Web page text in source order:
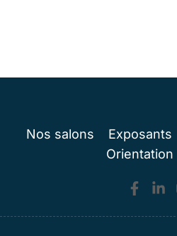
Nos salons Exposants
Orientation